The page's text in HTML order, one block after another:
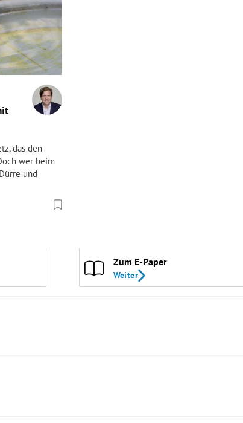
das den
wer beim
und
Zum E-Paper
Weiter